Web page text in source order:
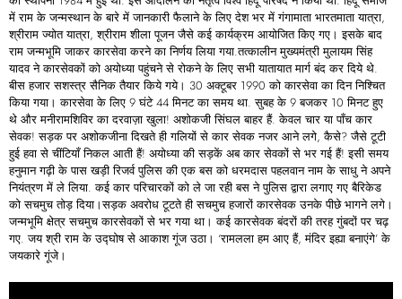
में राम के जन्मस्थान के बारे में जानकारी फैलाने के लिए देश भर में गंगामाता भारतमाता यात्रा,
श्रीराम ज्योत यात्रा, श्रीराम शीला पूजन जैसे कई कार्यक्रम आयोजित किए गए। इसके बाद
राम जन्मभूमि जाकर कारसेवा करने का निर्णय लिया गया.तत्कालीन मुख्यमंत्री मुलायम सिंह
यादव ने कारसेवकों को अयोध्या पहुंचने से रोकने के लिए सभी यातायात मार्ग बंद कर दिये थे.
बीस हजार सशस्त्र सैनिक तैयार किये गये। 30 अक्टूबर 1990 को कारसेवा का दिन निश्चित
किया गया। कारसेवा के लिए 9 घंटे 44 मिनट का समय था. सुबह के 9 बजकर 10 मिनट हुए
थे और मनीरामशिविर का दरवाज़ा खुला! अशोकजी सिंघल बाहर हैं. केवल चार या पाँच कार
सेवक! सड़क पर अशोकजीना दिखते ही गलियों से कार सेवक नजर आने लगे, कैसे? जैसे टूटी
हुई हवा से चींटियाँ निकल आती हैं! अयोध्या की सड़कें अब कार सेवकों से भर गई हैं! इसी समय
हनुमान गढ़ी के पास खड़ी रिजर्व पुलिस की एक बस को धरमदास पहलवान नाम के साधु ने अपने
नियंत्रण में ले लिया. कई कार परिचारकों को ले जा रही बस ने पुलिस द्वारा लगाए गए बैरिकेड
को सचमुच तोड़ दिया।सड़क अवरोध टूटते ही सचमुच हजारों कारसेवक उनके पीछे भागने लगे।
जन्मभूमि क्षेत्र सचमुच कारसेवकों से भर गया था। कई कारसेवक बंदरों की तरह गुंबदों पर चढ़
गए. जय श्री राम के उद्घोष से आकाश गूंज उठा। ‘रामलला हम आए हैं, मंदिर इह्या बनाएंगे’ के
जयकारे गूंजे।